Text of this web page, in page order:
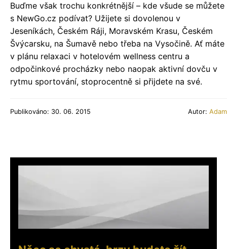
Buďme však trochu konkrétnější – kde všude se můžete
s NewGo.cz podívat? Užijete si dovolenou v
Jeseníkách, Českém Ráji, Moravském Krasu, Českém
Švýcarsku, na Šumavě nebo třeba na Vysočině. Ať máte
v plánu relaxaci v hotelovém wellness centru a
odpočinkové procházky nebo naopak aktivní dovču v
rytmu sportování, stoprocentně si přijdete na své.
Publikováno: 30. 06. 2015 Autor: Adam